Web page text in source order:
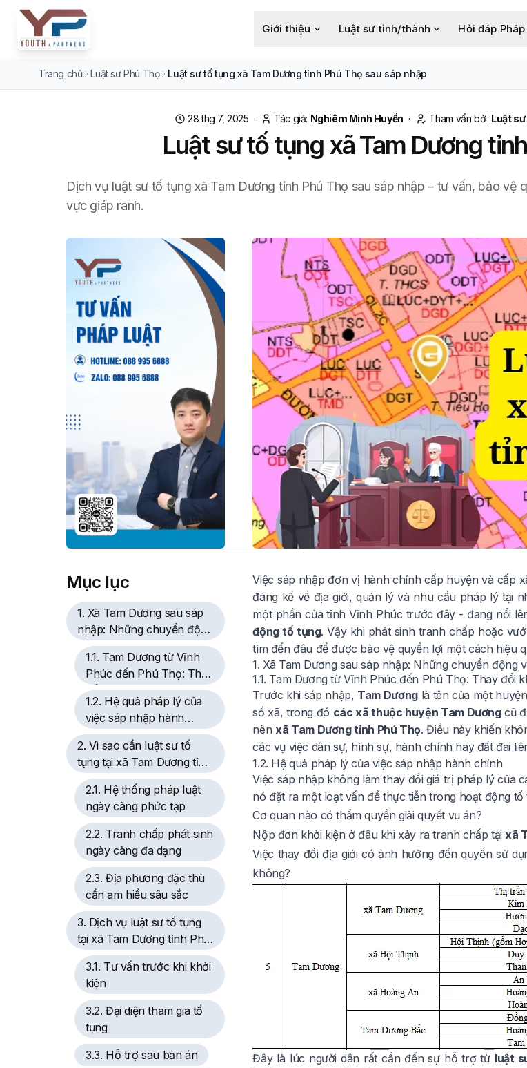
Giới thiệu Luật sư tỉnh/thành Hỏi đáp
Trang chủ Luật sư Phú Thọ Luật sư tố tụng xã Tam Dương tỉnh Phú Thọ sau sáp nhập
28 thg 7, 2025 · Tác giả: Nghiêm Minh Huyền · Tham vấn bởi: Luật
Luật sư tố tụng xã Tam Dương
Dịch vụ luật sư tố tụng xã Tam Dương tỉnh Phú Thọ sau sáp nhập – tư vấn, bảo
vực giáp ranh.
Mục lục
1. Xã Tam Dương sau sáp
nhập: Những chuyển động
về hành chính và pháp lý
1.1. Tam Dương từ Vĩnh
Phúc đến Phú Thọ: Thay
đổi không chỉ là tên gọi
1.2. Hệ quả pháp lý của
việc sáp nhập hành
chính
2. Vì sao cần luật sư tố
tụng tại xã Tam Dương tỉnh
Phú Thọ?
2.1. Hệ thống pháp luật
ngày càng phức tạp
2.2. Tranh chấp phát sinh
ngày càng đa dạng
2.3. Địa phương đặc thù
cần am hiểu sâu sắc
3. Dịch vụ luật sư tố tụng
tại xã Tam Dương tỉnh Phú
Thọ: Những gì bạn được
hỗ trợ
3.1. Tư vấn trước khi khởi
kiện
3.2. Đại diện tham gia tố
tụng
3.3. Hỗ trợ sau bản án
Việc sáp nhập đơn vị hành chính cấp huyện và cấp
đáng kể về địa giới, quản lý và nhu cầu pháp lý tại
một phần của tỉnh Vĩnh Phúc trước đây - đang nổi
động tố tụng. Vậy khi phát sinh tranh chấp hoặc
tìm đến đâu để được bảo vệ quyền lợi một cách hiệu
1. Xã Tam Dương sau sáp nhập: Những chuyển động
1.1. Tam Dương từ Vĩnh Phúc đến Phú Thọ: Thay đổi
Trước khi sáp nhập, Tam Dươnglà tên của một
số xã, trong đó các xã thuộc huyện Tam Dươngcũ
nên xã Tam Dương tỉnh Phú Thọ. Điều này khiến
các vụ việc dân sự, hình sự, hành chính hay đất đai
1.2. Hệ quả pháp lý của việc sáp nhập hành chính
Việc sáp nhập không làm thay đổi giá trị pháp lý của
nó đặt ra một loạt vấn đề thực tiễn trong hoạt động tố
Cơ quan nào có thẩm quyền giải quyết vụ án?
Nộp đơn khởi kiện ở đâu khi xảy ra tranh chấp tại xã
Việc thay đổi địa giới có ảnh hưởng đến quyền sử
không?
Đây là lúc người dân rất cần đến sự hỗ trợ từ luật